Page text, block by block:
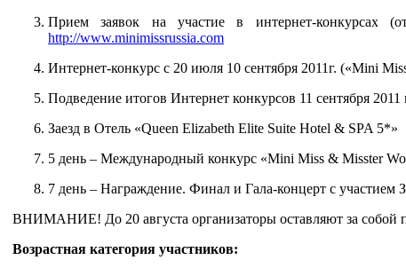
Прием заявок на участие в интернет-
http://www.minimissrussia.com
Интернет-конкурс с 20 июля 10 сентября 2011г. («Mini
Подведение итогов Интернет конкурсов 11 сентября 2011
Заезд в Отель «Queen Elizabeth Elite Suite Hotel & SPA 5*»
5 день – Международный конкурс «Mini Miss & Misster
7 день – Награждение. Финал и Гала-концерт с участием
ВНИМАНИЕ! До 20 августа организаторы оставляют за собой
Возрастная категория участников: